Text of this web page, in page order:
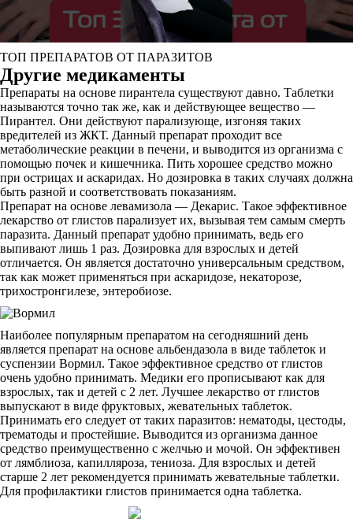
ТОП ПРЕПАРАТОВ ОТ ПАРАЗИТОВ
Другие медикаменты
Препараты на основе пирантела существуют давно. Таблетки
называются точно так же, как и действующее вещество —
Пирантел. Они действуют парализующе, изгоняя таких
вредителей из ЖКТ. Данный препарат проходит все
метаболические реакции в печени, и выводится из организма с
помощью почек и кишечника. Пить хорошее средство можно
при острицах и аскаридах. Но дозировка в таких случаях должна
быть разной и соответствовать показаниям.
Препарат на основе левамизола — Декарис. Такое эффективное
лекарство от глистов парализует их, вызывая тем самым смерть
паразита. Данный препарат удобно принимать, ведь его
выпивают лишь 1 раз. Дозировка для взрослых и детей
отличается. Он является достаточно универсальным средством,
так как может применяться при аскаридозе, некаторозе,
трихостронгилезе, энтеробиозе.
Наиболее популярным препаратом на сегодняшний день
является препарат на основе альбендазола в виде таблеток и
суспензии Вормил. Такое эффективное средство от глистов
очень удобно принимать. Медики его прописывают как для
взрослых, так и детей с 2 лет. Лучшее лекарство от глистов
выпускают в виде фруктовых, жевательных таблеток.
Принимать его следует от таких паразитов: нематоды, цестоды,
трематоды и простейшие. Выводится из организма данное
средство преимущественно с желчью и мочой. Он эффективен
от лямблиоза, капилляроза, тениоза. Для взрослых и детей
старше 2 лет рекомендуется принимать жевательные таблетки.
Для профилактики глистов принимается одна таблетка.